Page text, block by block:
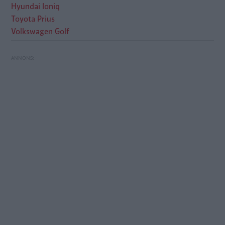
Hyundai Ioniq
Toyota Prius
Volkswagen Golf